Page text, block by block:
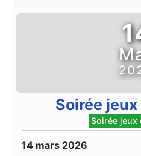
Soirée
Soirée jeux
14 mars 2026